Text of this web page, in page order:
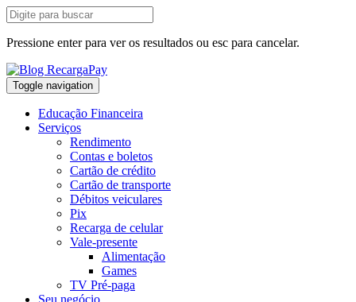
Pressione enter para ver os resultados ou esc para cancelar.
Toggle navigation
Educação Financeira
Serviços
Rendimento
Contas e boletos
Cartão de crédito
Cartão de transporte
Débitos veiculares
Pix
Recarga de celular
Vale-presente
Alimentação
Games
TV Pré-paga
Seu negócio